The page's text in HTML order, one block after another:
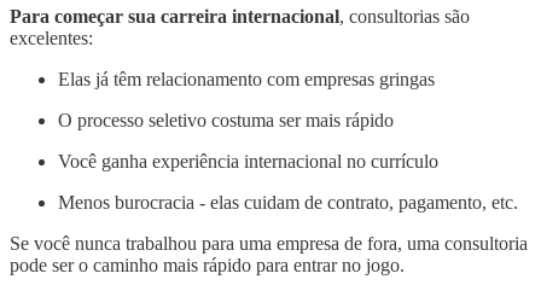
Para começar sua carreira internacional, consultorias são
excelentes:
Elas já têm relacionamento com empresas gringas
O processo seletivo costuma ser mais rápido
Você ganha experiência internacional no currículo
Menos burocracia - elas cuidam de contrato, pagamento, etc.
Se você nunca trabalhou para uma empresa de fora, uma consultoria
pode ser o caminho mais rápido para entrar no jogo.